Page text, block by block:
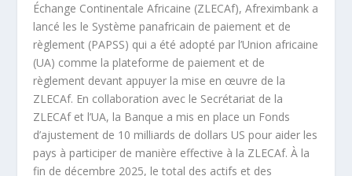
Échange Continentale Africaine (ZLECAf), Afreximbank a
lancé les le Système panafricain de paiement et de
règlement (PAPSS) qui a été adopté par l’Union africaine
(UA) comme la plateforme de paiement et de
règlement devant appuyer la mise en œuvre de la
ZLECAf. En collaboration avec le Secrétariat de la
ZLECAf et l’UA, la Banque a mis en place un Fonds
d’ajustement de 10 milliards de dollars US pour aider les
pays à participer de manière effective à la ZLECAf. À la
fin de décembre 2025, le total des actifs et des